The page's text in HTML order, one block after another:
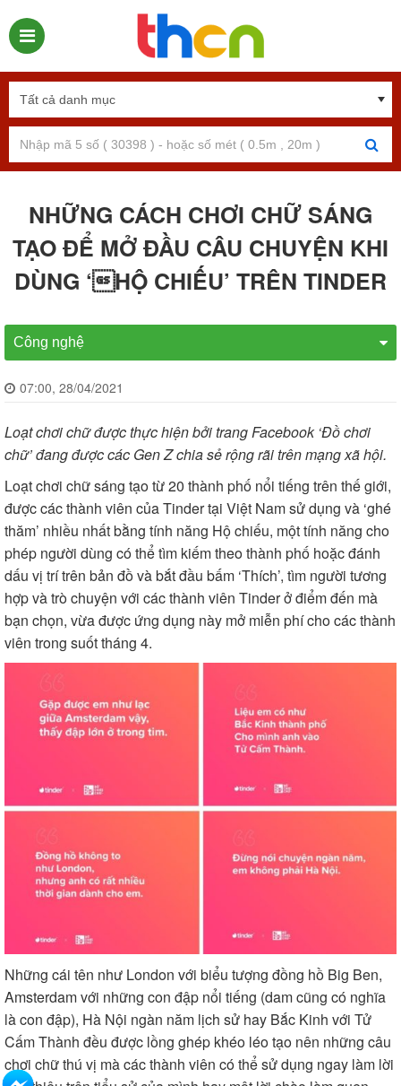
NHỮNG CÁCH CHƠI CHỮ SÁNG
TẠO ĐỂ MỞ ĐẦU CÂU CHUYỆN KHI
DÙNG ‘HỘ CHIẾU’ TRÊN TINDER
Công nghệ
07:00, 28/04/2021
Loạt chơi chữ được thực hiện bởi trang Facebook ‘Đồ chơi
chữ’ đang được các Gen Z chia sẻ rộng rãi trên mạng xã hội.
Loạt chơi chữ sáng tạo từ 20 thành phố nổi tiếng trên thế giới,
được các thành viên của Tinder tại Việt Nam sử dụng và ‘ghé
thăm’ nhiều nhất bằng tính năng Hộ chiếu, một tính năng cho
phép người dùng có thể tìm kiếm theo thành phố hoặc đánh
dấu vị trí trên bản đồ và bắt đầu bấm ‘Thích’, tìm người tương
hợp và trò chuyện với các thành viên Tinder ở điểm đến mà
bạn chọn, vừa được ứng dụng này mở miễn phí cho các thành
viên trong suốt tháng 4.
Những cái tên như London với biểu tượng đồng hồ Big Ben,
Amsterdam với những con đập nổi tiếng (dam cũng có nghĩa
là con đập), Hà Nội ngàn năm lịch sử hay Bắc Kinh với Tử
Cấm Thành đều được lồng ghép khéo léo tạo nên những câu
chơi chữ thú vị mà các thành viên có thể sử dụng ngay làm lời